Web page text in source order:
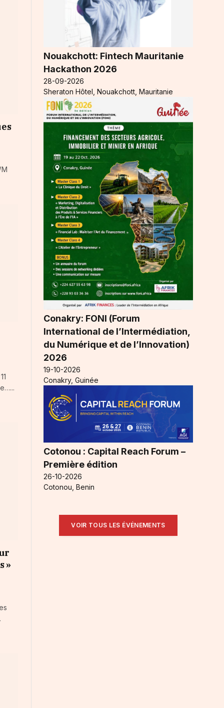
»
Nouakchott: Fintech Mauritanie
Hackathon 2026
28-09-2026
Sheraton Hôtel, Nouakchott, Mauritanie
Conakry: FONI (Forum
International de l’Intermédiation,
du Numérique et de l’Innovation)
2026
19-10-2026
Conakry, Guinée
Cotonou : Capital Reach Forum –
Première édition
26-10-2026
Cotonou, Benin
VOIR TOUS LES ÉVÉNEMENTS